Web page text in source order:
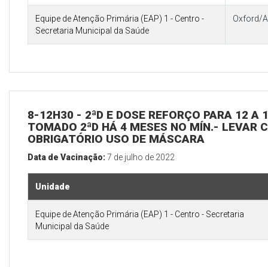
Equipe de Atenção Primária (EAP) 1 - Centro -
Secretaria Municipal da Saúde
Oxford/
8-12H30 - 2ªD E DOSE REFORÇO PARA 12 A
TOMADO 2ªD HÁ 4 MESES NO MÍN.- LEVAR
OBRIGATÓRIO USO DE MÁSCARA
Data de Vacinação:7 de julho de 2022
Unidade
Equipe de Atenção Primária (EAP) 1 - Centro - Secretaria
Municipal da Saúde